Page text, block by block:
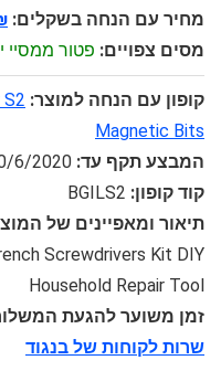
מחיר עם הנחה בשקלים:
מסים צפויים: פטור ממסיי
קופון עם הנחה למוצר:
Magnetic Bits
המבצע תקף עד: 6/2020
קוד קופון: BGILS2
תיאור ומאפיינים של
Screwdrivers Kit DIY
Household Repair Tool
זמן משוער להגעת
שרות לקוחות של בנגוד